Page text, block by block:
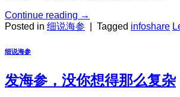
Continue reading →
Posted in 细说海参 Tagged infoshare
细说海参
发海参，没你想得那么复杂